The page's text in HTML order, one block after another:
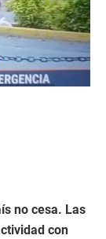
no cesa. Las
con